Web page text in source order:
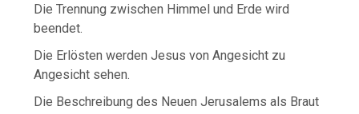
Die Trennung zwischen Himmel und Erde wird
beendet.
Die Erlösten werden Jesus von Angesicht zu
Angesicht sehen.
Die Beschreibung des Neuen Jerusalems als Braut